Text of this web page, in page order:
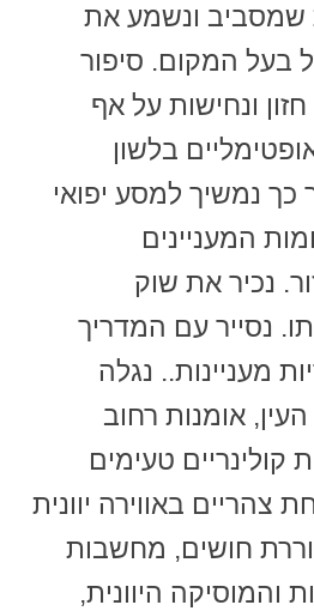
שמסביב ונשמע את
בעל המקום. סיפור
ונחישות על אף
בלשון
נמשיך למסע יפואי
המעניינים
נכיר את שוק
נסייר עם המדריך
מעניינות.. נגלה
אומנות רחוב
קולינריים טעימים
צהריים באווירה יוונית
חושים, מחשבות
והמוסיקה היוונית,